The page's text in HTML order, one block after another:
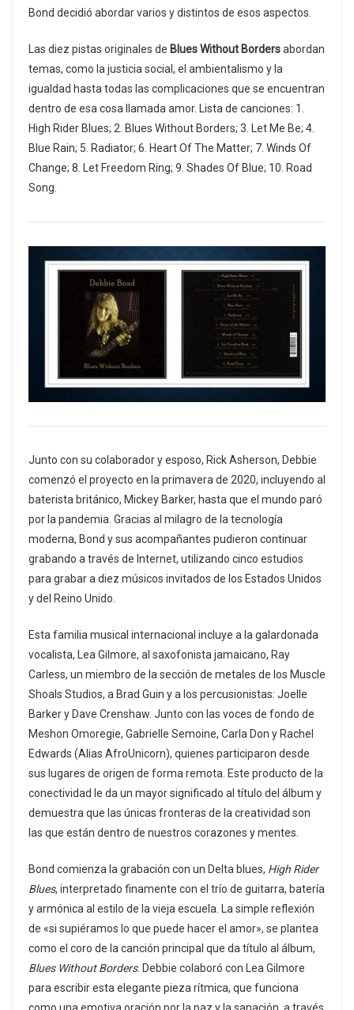
Bond decidió abordar varios y distintos de esos aspectos.
Las diez pistas originales de Blues Without Bordersabordan
temas, como la justicia social, el ambientalismo y la
igualdad hasta todas las complicaciones que se encuentran
dentro de esa cosa llamada amor. Lista de canciones: 1.
High Rider Blues; 2. Blues Without Borders; 3. Let Me Be; 4.
Blue Rain; 5. Radiator; 6. Heart Of The Matter; 7. Winds Of
Change; 8. Let Freedom Ring; 9. Shades Of Blue; 10. Road
Song.
Junto con su colaborador y esposo, Rick Asherson, Debbie
comenzó el proyecto en la primavera de 2020, incluyendo al
baterista británico, Mickey Barker, hasta que el mundo paró
por la pandemia. Gracias al milagro de la tecnología
moderna, Bond y sus acompañantes pudieron continuar
grabando a través de Internet, utilizando cinco estudios
para grabar a diez músicos invitados de los Estados Unidos
y del Reino Unido.
Esta familia musical internacional incluye a la galardonada
vocalista, Lea Gilmore, al saxofonista jamaicano, Ray
Carless, un miembro de la sección de metales de los Muscle
Shoals Studios, a Brad Guin y a los percusionistas: Joelle
Barker y Dave Crenshaw. Junto con las voces de fondo de
Meshon Omoregie, Gabrielle Semoine, Carla Don y Rachel
Edwards (Alias AfroUnicorn), quienes participaron desde
sus lugares de origen de forma remota. Este producto de la
conectividad le da un mayor significado al título del álbum y
demuestra que las únicas fronteras de la creatividad son
las que están dentro de nuestros corazones y mentes.
Bond comienza la grabación con un Delta blues, High Rider
Blues, interpretado finamente con el trío de guitarra, batería
y armónica al estilo de la vieja escuela. La simple reflexión
de «si supiéramos lo que puede hacer el amor», se plantea
como el coro de la canción principal que da título al álbum,
Blues Without Borders. Debbie colaboró ​​con Lea Gilmore
para escribir esta elegante pieza rítmica, que funciona
como una emotiva oración por la paz y la sanación, a través